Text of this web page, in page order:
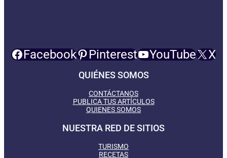
Facebook Pinterest YouTube X
QUIÉNES SOMOS
CONTÁCTANOS
PUBLICA TUS ARTÍCULOS
QUIENES SOMOS
NUESTRA RED DE SITIOS
TURISMO
RECETAS